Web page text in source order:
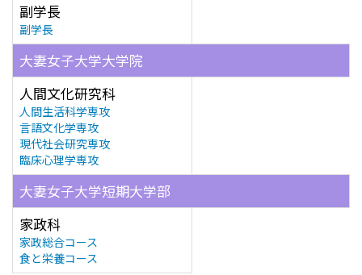
副学長
副学長
大妻女子大学大学院
人間文化研究科
人間生活科学専攻
言語文化学専攻
現代社会研究専攻
臨床心理学専攻
大妻女子大学短期大学部
家政科
家政総合コース
食と栄養コース